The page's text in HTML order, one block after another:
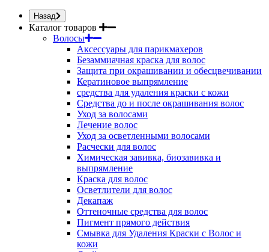
Назад
Каталог товаров
Волосы
Аксессуары для парикмахеров
Безаммиачная краска для волос
Защита при окрашивании и обесцвечивании
Кератиновое выпрямление
средства для удаления краски с кожи
Средства до и после окрашивания волос
Уход за волосами
Лечение волос
Уход за осветленными волосами
Расчески для волос
Химическая завивка, биозавивка и
выпрямление
Краска для волос
Осветлители для волос
Декапаж
Оттеночные средства для волос
Пигмент прямого действия
Смывка для Удаления Краски с Волос и
кожи